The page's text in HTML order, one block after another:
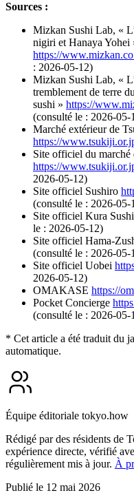
Sources :
Mizkan Sushi Lab, «
nigiri et Hanaya Yohei
https://
: 2026-05-12)
Mizkan Sushi Lab, «
tremblement de terre
sushi » https://
(consulté le : 2026-05-
Marché extérieur de
https://
Site officiel du
https://
2026-05-12)
Site officiel Sushiro
(consulté le : 2026-05-
Site officiel Kura Sushi
le : 2026-05-12)
Site officiel Hama-
(consulté le : 2026-05-
Site officiel Uobei
2026-05-12)
OMAKASE https://
Pocket Concierge
(consulté le : 2026-05-
* Cet article a été traduit du
automatique.
Équipe éditoriale tokyo.how
Rédigé par des résidents de
expérience directe, vérifié
régulièrement mis à jour. À
Publié le 12 mai 2026